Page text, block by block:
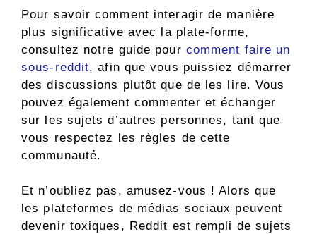
Pour savoir comment interagir de manière
plus significative avec la plate-forme,
consultez notre guide pour comment faire un
sous-reddit, afin que vous puissiez démarrer
des discussions plutôt que de les lire. Vous
pouvez également commenter et échanger
sur les sujets d’autres personnes, tant que
vous respectez les règles de cette
communauté.
Et n’oubliez pas, amusez-vous ! Alors que
les plateformes de médias sociaux peuvent
devenir toxiques, Reddit est rempli de sujets